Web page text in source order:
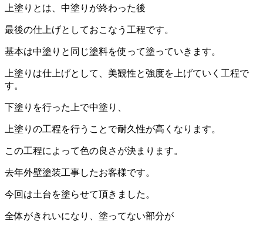
上塗りとは、中塗りが終わった後
最後の仕上げとしておこなう工程です。
基本は中塗りと同じ塗料を使って塗っていきます。
上塗りは仕上げとして、美観性と強度を上げていく工程で
す。
下塗りを行った上で中塗り、
上塗りの工程を行うことで耐久性が高くなります。
この工程によって色の良さが決まります。
去年外壁塗装工事したお客様です。
今回は土台を塗らせて頂きました。
全体がきれいになり、塗ってない部分が